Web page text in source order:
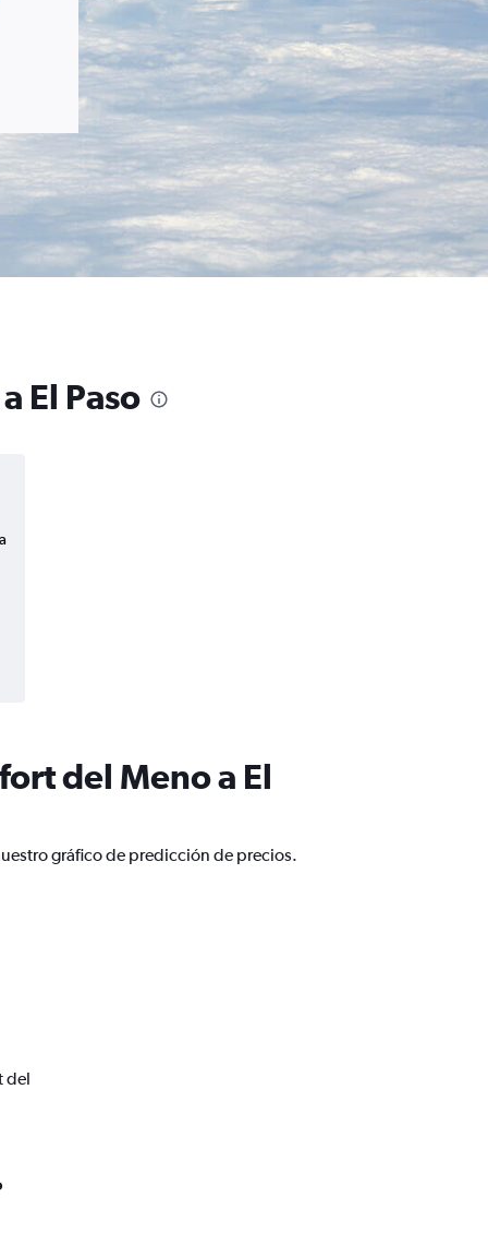
El Paso
del Meno a El
gráfico de predicción de precios.
del